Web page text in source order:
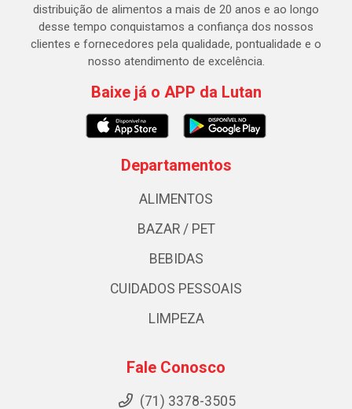
distribuição de alimentos a mais de 20 anos e ao longo
desse tempo conquistamos a confiança dos nossos
clientes e fornecedores pela qualidade, pontualidade e o
nosso atendimento de excelência.
Baixe já o APP da Lutan
Departamentos
ALIMENTOS
BAZAR / PET
BEBIDAS
CUIDADOS PESSOAIS
LIMPEZA
Fale Conosco
(71) 3378-3505